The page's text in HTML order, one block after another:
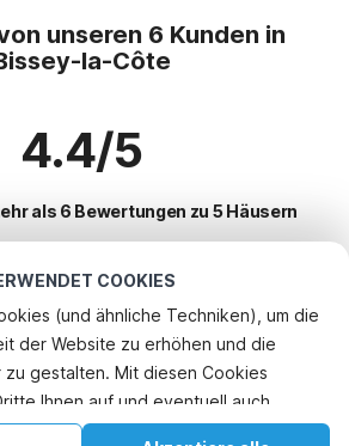
COOKIES
(und ähnliche Techniken), um die
der Website zu erhöhen und die
gestalten. Mit diesen Cookies
Ihnen auf und eventuell auch
folgen, um Werbung Ihren
unseren 6 Kunden in
la-Côte
4.4/5
als 6 Bewertungen zu 5 Häusern
für Urlaub
für den Urlaub
dompierre-les-ormes
mont-saint-jean
für Urlaub in Bissey-la-cote
Telefonisch buchen